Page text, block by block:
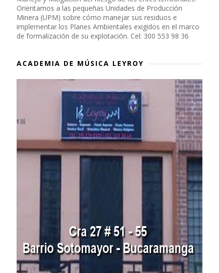
Orientamos a las pequeñas Unidades de Producción
Minera (UPM) sobre cómo manejar sus residuos e
implementar los Planes Ambientales exigidos en el marco
de formalización de su explotación. Cel: 300 553 98 36
ACADEMIA DE MÚSICA LEYROY